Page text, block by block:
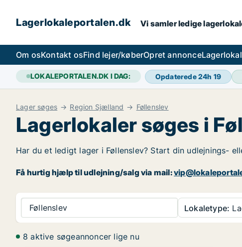
Lagerlokaleportalen.dk Vi samler ledige
Om osKontakt osFind lejer/køberOpret annonce
LOKALEPORTALEN.DK I DAG: Opdaterede 24h 19
Lager søges Region Sjælland Føllenslev
Lagerlokaler søges i
Har du et ledigt lager i Føllenslev? Start din udlejnings-
Få hurtig hjælp til udlejning/salg via mail:
Føllenslev Lokaletype:
8 aktive søgeannoncer lige nu